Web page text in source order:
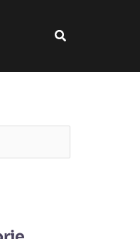
Rechercher